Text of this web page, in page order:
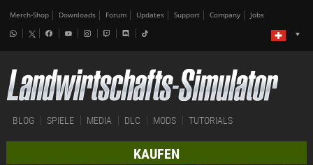
Merch-Shop Downloads Forum Updates Support Company Jobs
BLOG SPIELE MEDIA DLC MODS TUTORIALS
KAUFEN